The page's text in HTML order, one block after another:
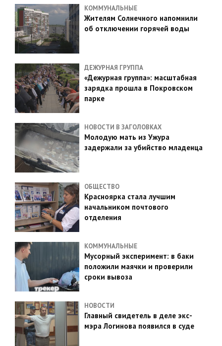
КОММУНАЛЬНЫЕ
Жителям Солнечного напомнили
об отключении горячей воды
ДЕЖУРНАЯ ГРУППА
«Дежурная группа»: масштабная
зарядка прошла в Покровском
парке
НОВОСТИ В ЗАГОЛОВКАХ
Молодую мать из Ужура
задержали за убийство младенца
ОБЩЕСТВО
Красноярка стала лучшим
начальником почтового
отделения
КОММУНАЛЬНЫЕ
Мусорный эксперимент: в баки
положили маячки и проверили
сроки вывоза
НОВОСТИ
Главный свидетель в деле экс-
мэра Логинова появился в суде